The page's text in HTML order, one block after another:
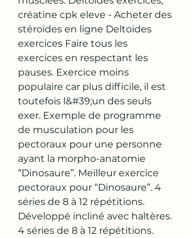
créatine cpk eleve - Acheter des
stéroïdes en ligne Deltoïdes
exercices Faire tous les
exercices en respectant les
pauses. Exercice moins
populaire car plus difficile, il est
toutefois l&#39;un des seuls
exer. Exemple de programme
de musculation pour les
pectoraux pour une personne
ayant la morpho-anatomie
“Dinosaure”. Meilleur exercice
pectoraux pour “Dinosaure”. 4
séries de 8 à 12 répétitions.
Développé incliné avec haltères.
4 séries de 8 à 12 répétitions.